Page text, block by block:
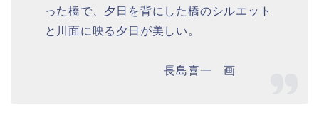
った橋で、夕日を背にした橋のシルエット
と川面に映る夕日が美しい。
長島喜一 画